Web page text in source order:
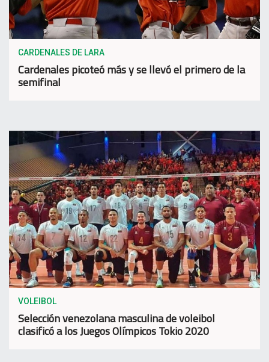
CARDENALES DE LARA
Cardenales picoteó más y se llevó el primero de la
semifinal
VOLEIBOL
Selección venezolana masculina de voleibol
clasificó a los Juegos Olímpicos Tokio 2020